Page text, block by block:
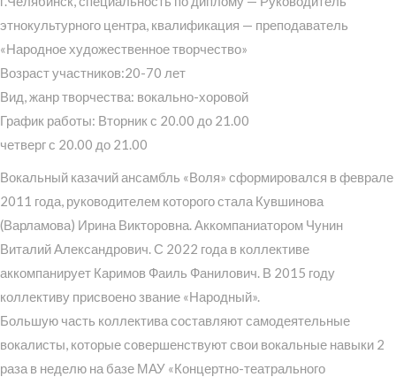
этнокультурного центра, квалификация — преподаватель
«Народное художественное творчество»
Возраст участников:20-70 лет
Вид, жанр творчества: вокально-хоровой
График работы: Вторник с 20.00 до 21.00
четверг с 20.00 до 21.00
Вокальный казачий ансамбль «Воля» сформировался в феврале
2011 года, руководителем которого стала Кувшинова
(Варламова) Ирина Викторовна. Аккомпаниатором Чунин
Виталий Александрович. С 2022 года в коллективе
аккомпанирует Каримов Фаиль Фанилович. В 2015 году
коллективу присвоено звание «Народный».
Большую часть коллектива составляют самодеятельные
вокалисты, которые совершенствуют свои вокальные навыки 2
раза в неделю на базе МАУ «Концертно-театрального